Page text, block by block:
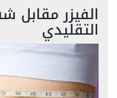
الفيزر مقابل
التقليدي